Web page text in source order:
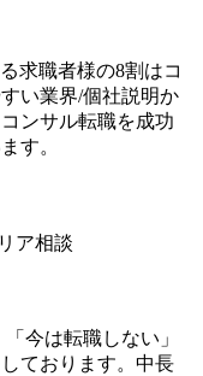
求職者様の8割はコ
い業界/個社説明か
ンサル転職を成功
す。
ア相談
今は転職しない」
ております。中長